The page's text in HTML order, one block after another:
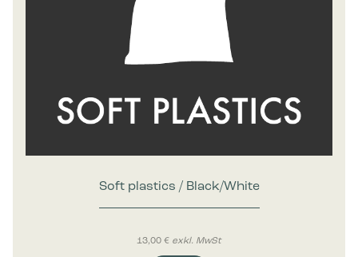
Soft plastics / Black/White
13,00 € exkl. MwSt